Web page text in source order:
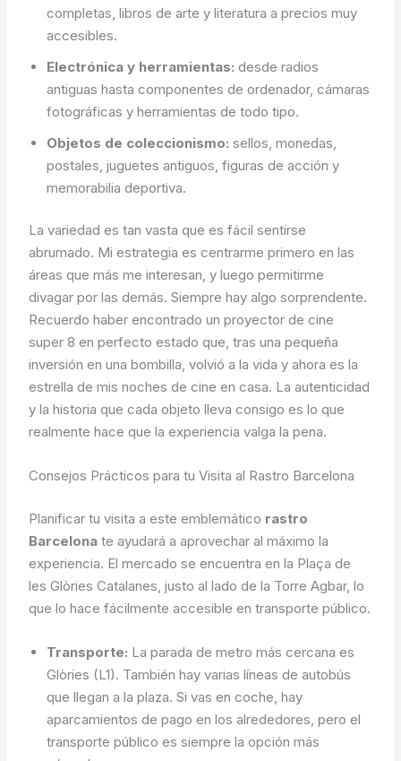
completas, libros de arte y literatura a precios muy
accesibles.
Electrónica y herramientas: desde radios
antiguas hasta componentes de ordenador, cámaras
fotográficas y herramientas de todo tipo.
Objetos de coleccionismo: sellos, monedas,
postales, juguetes antiguos, figuras de acción y
memorabilia deportiva.
La variedad es tan vasta que es fácil sentirse
abrumado. Mi estrategia es centrarme primero en las
áreas que más me interesan, y luego permitirme
divagar por las demás. Siempre hay algo sorprendente.
Recuerdo haber encontrado un proyector de cine
super 8 en perfecto estado que, tras una pequeña
inversión en una bombilla, volvió a la vida y ahora es la
estrella de mis noches de cine en casa. La autenticidad
y la historia que cada objeto lleva consigo es lo que
realmente hace que la experiencia valga la pena.
Consejos Prácticos para tu Visita al Rastro Barcelona
Planificar tu visita a este emblemático rastro
Barcelona te ayudará a aprovechar al máximo la
experiencia. El mercado se encuentra en la Plaça de
les Glòries Catalanes, justo al lado de la Torre Agbar, lo
que lo hace fácilmente accesible en transporte público.
Transporte: La parada de metro más cercana es
Glòries (L1). También hay varias líneas de autobús
que llegan a la plaza. Si vas en coche, hay
aparcamientos de pago en los alrededores, pero el
transporte público es siempre la opción más